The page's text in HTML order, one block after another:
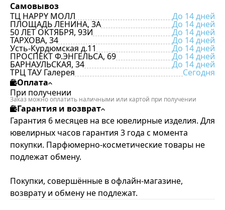
Самовывоз
ТЦ HAPPY МОЛЛ
До 14 дней
ПЛОЩАДЬ ЛЕНИНА, 3А До 14 дней
50 ЛЕТ ОКТЯБРЯ, 93И До 14 дней
ТАРХОВА, 34 До 14 дней
Усть-Курдюмская д.11 До 14 дней
ПРОСПЕКТ Ф.ЭНГЕЛЬСА, 69 До 14 дней
БАРНАУЛЬСКАЯ, 34 До 14 дней
ТРЦ ТАУ Галерея
Сегодня
Оплата
При получении
Заказ можно оплатить наличными или картой при получении
Гарантия и возврат
Гарантия 6 месяцев на все ювелирные изделия. Для
ювелирных часов гарантия 3 года с момента
покупки. Парфюмерно-косметические товары не
подлежат обмену.
Покупки, совершённые в офлайн-магазине,
возврату и обмену не подлежат.